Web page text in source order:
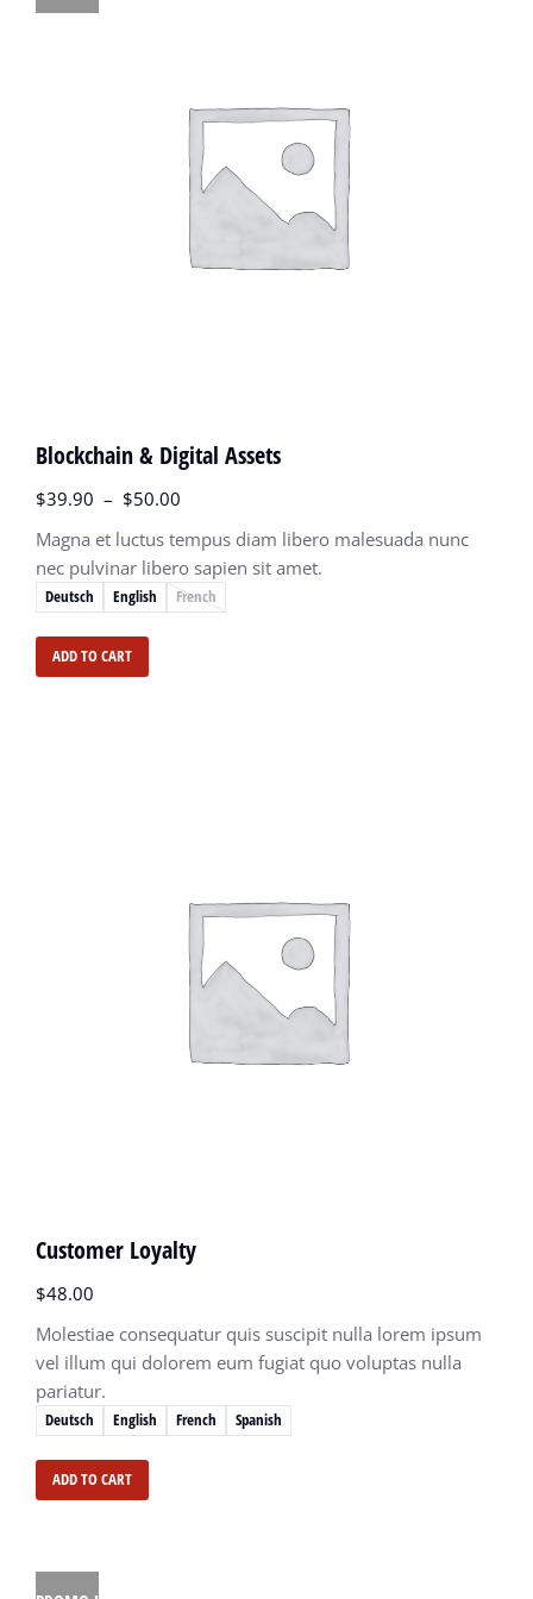
Deutsch English French
Blockchain & Digital Assets
$39.90 – $50.00
Magna et luctus tempus diam libero malesuada nunc
nec pulvinar libero sapien sit amet.
ADD TO CART
Deutsch English French Spanish
Customer Loyalty
$48.00
Molestiae consequatur quis suscipit nulla lorem ipsum
vel illum qui dolorem eum fugiat quo voluptas nulla
pariatur.
ADD TO CART